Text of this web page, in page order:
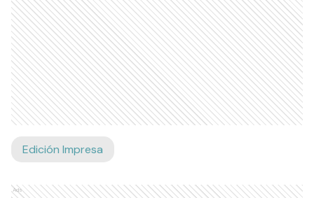
Edición Impresa
Ads